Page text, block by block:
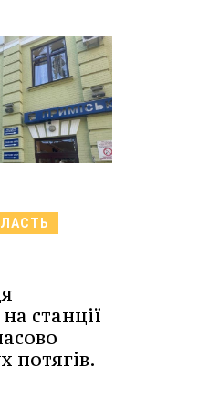
станції
потягів.